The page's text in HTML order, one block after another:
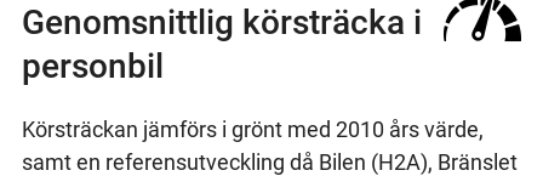
Genomsnittlig körsträcka i
personbil
Körsträckan jämförs i grönt med 2010 års värde,
samt en referensutveckling då Bilen (H2A), Bränslet